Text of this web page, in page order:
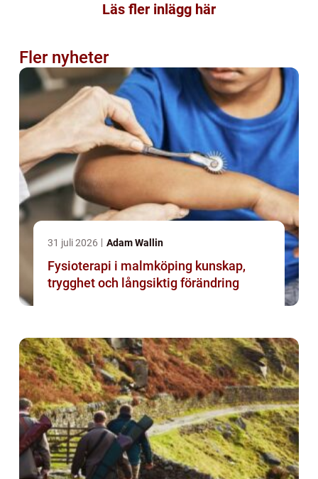
Läs fler inlägg här
Fler nyheter
31 juli 2026 Adam Wallin
Fysioterapi i malmköping kunskap,
trygghet och långsiktig förändring